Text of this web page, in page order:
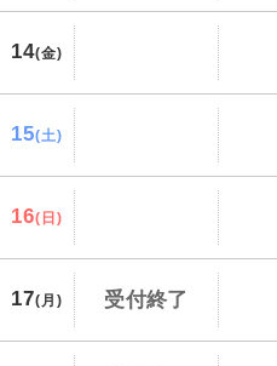
14(金)
15(土)
16(日)
17(月) 受付終了